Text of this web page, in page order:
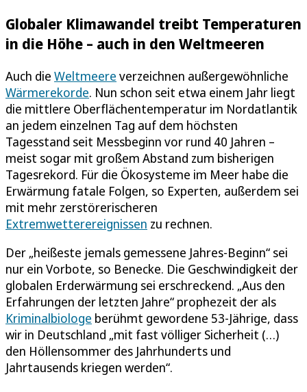
Globaler Klimawandel treibt Temperaturen
in die Höhe – auch in den Weltmeeren
Auch die Weltmeere verzeichnen außergewöhnliche
Wärmerekorde. Nun schon seit etwa einem Jahr liegt
die mittlere Oberflächentemperatur im Nordatlantik
an jedem einzelnen Tag auf dem höchsten
Tagesstand seit Messbeginn vor rund 40 Jahren –
meist sogar mit großem Abstand zum bisherigen
Tagesrekord. Für die Ökosysteme im Meer habe die
Erwärmung fatale Folgen, so Experten, außerdem sei
mit mehr zerstörerischeren
Extremwetterereignissen zu rechnen.
Der „heißeste jemals gemessene Jahres-Beginn“ sei
nur ein Vorbote, so Benecke. Die Geschwindigkeit der
globalen Erderwärmung sei erschreckend. „Aus den
Erfahrungen der letzten Jahre“ prophezeit der als
Kriminalbiologe berühmt gewordene 53-Jährige, dass
wir in Deutschland „mit fast völliger Sicherheit (…)
den Höllensommer des Jahrhunderts und
Jahrtausends kriegen werden“.